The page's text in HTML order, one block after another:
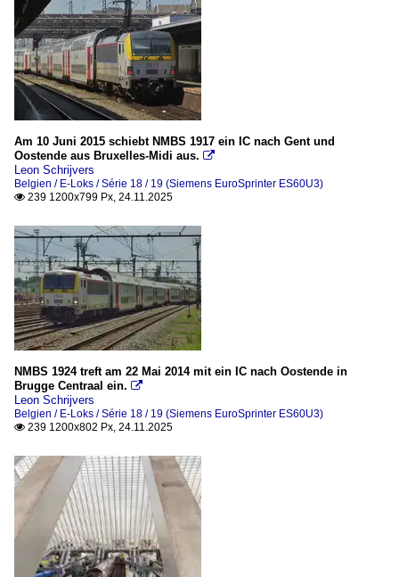
Am 10 Juni 2015 schiebt NMBS 1917 ein IC nach Gent und
Oostende aus Bruxelles-Midi aus. 
Leon Schrijvers
Belgien / E-Loks / Série 18 / 19 (Siemens EuroSprinter ES60U3)
 239 1200x799 Px, 24.11.2025
NMBS 1924 treft am 22 Mai 2014 mit ein IC nach Oostende in
Brugge Centraal ein. 
Leon Schrijvers
Belgien / E-Loks / Série 18 / 19 (Siemens EuroSprinter ES60U3)
 239 1200x802 Px, 24.11.2025